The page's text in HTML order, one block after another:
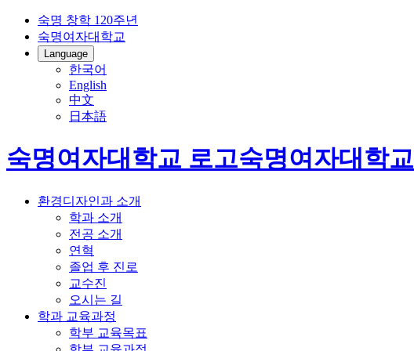
숙명 창학 120주년
숙명여자대학교
Language
한국어
English
中文
日本語
숙명여자대학교 로고숙명여자대학교
환경디자인과 소개
학과 소개
전공 소개
연혁
졸업 후 진로
교수진
오시는 길
학과 교육과정
학부 교육목표